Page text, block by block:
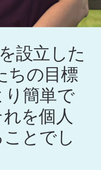
設立した
ちの目標
簡単で
を個人
とでし